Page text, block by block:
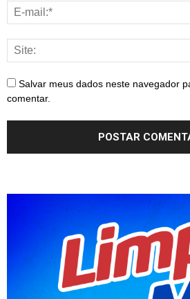
Salvar meus dados neste navegador
comentar.